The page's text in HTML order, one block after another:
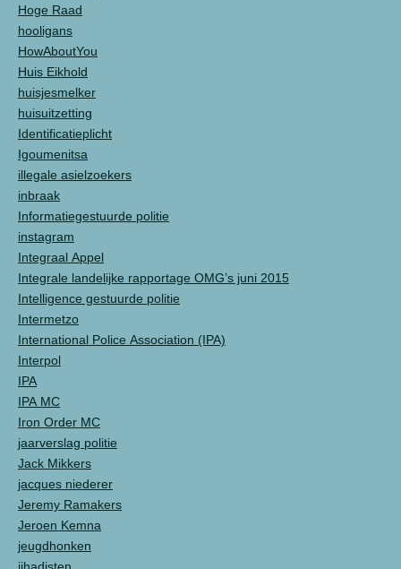
Hoge Raad
hooligans
HowAboutYou
Huis Eikhold
huisjesmelker
huisuitzetting
Identificatieplicht
Igoumenitsa
illegale asielzoekers
inbraak
Informatiegestuurde politie
instagram
Integraal Appel
Integrale landelijke rapportage OMG’s juni 2015
Intelligence gestuurde politie
Intermetzo
International Police Association (IPA)
Interpol
IPA
IPA MC
Iron Order MC
jaarverslag politie
Jack Mikkers
jacques niederer
Jeremy Ramakers
Jeroen Kemna
jeugdhonken